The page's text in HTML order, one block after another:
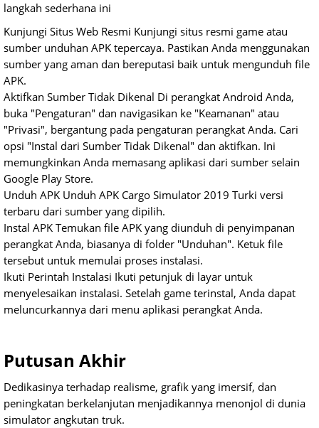
langkah sederhana ini
Kunjungi Situs Web Resmi Kunjungi situs resmi game atau
sumber unduhan APK tepercaya. Pastikan Anda menggunakan
sumber yang aman dan bereputasi baik untuk mengunduh file
APK.
Aktifkan Sumber Tidak Dikenal Di perangkat Android Anda,
buka "Pengaturan" dan navigasikan ke "Keamanan" atau
"Privasi", bergantung pada pengaturan perangkat Anda. Cari
opsi "Instal dari Sumber Tidak Dikenal" dan aktifkan. Ini
memungkinkan Anda memasang aplikasi dari sumber selain
Google Play Store.
Unduh APK Unduh APK Cargo Simulator 2019 Turki versi
terbaru dari sumber yang dipilih.
Instal APK Temukan file APK yang diunduh di penyimpanan
perangkat Anda, biasanya di folder "Unduhan". Ketuk file
tersebut untuk memulai proses instalasi.
Ikuti Perintah Instalasi Ikuti petunjuk di layar untuk
menyelesaikan instalasi. Setelah game terinstal, Anda dapat
meluncurkannya dari menu aplikasi perangkat Anda.
Putusan Akhir
Dedikasinya terhadap realisme, grafik yang imersif, dan
peningkatan berkelanjutan menjadikannya menonjol di dunia
simulator angkutan truk.